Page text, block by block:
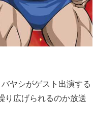
ヤシがゲスト出演する
り広げられるのか放送